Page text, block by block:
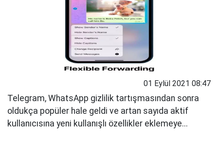
01 Eylül 2021 08:47
Telegram, WhatsApp gizlilik tartışmasından sonra
oldukça popüler hale geldi ve artan sayıda aktif
kullanıcısına yeni kullanışlı özellikler eklemeye...